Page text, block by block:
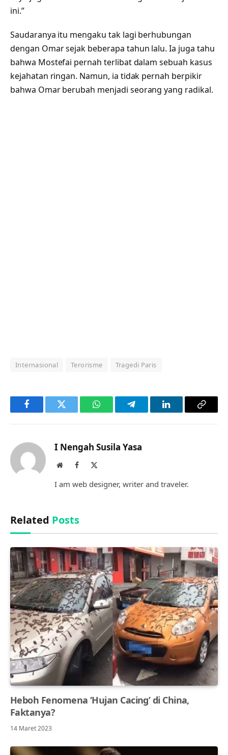
ini.”
Saudaranya itu mengaku tak lagi berhubungan
dengan Omar sejak beberapa tahun lalu. Ia juga tahu
bahwa Mostefai pernah terlibat dalam sebuah kasus
kejahatan ringan. Namun, ia tidak pernah berpikir
bahwa Omar berubah menjadi seorang yang radikal.
Internasional Terorisme Tragedi Paris
FacebookTwitter WhatsAppTelegramLinkedInCopy
I Nengah Susila Yasa
WebsiteFacebook
I am web designer, writer and traveler.
Related Posts
Heboh Fenomena ‘Hujan Cacing’ di China,
Faktanya?
14 Maret 2023